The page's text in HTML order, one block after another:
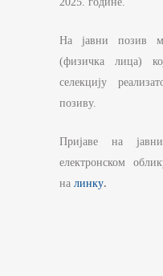
На јавни позив
(физичка лица)
селекцију
позиву.
Пријаве на
електронском
на линку.